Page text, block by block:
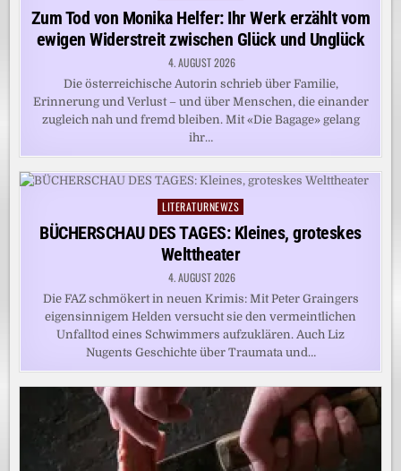
in
Zum Tod von Monika Helfer: Ihr Werk erzählt vom
ewigen Widerstreit zwischen Glück und Unglück
4. AUGUST 2026
Die österreichische Autorin schrieb über Familie,
Erinnerung und Verlust – und über Menschen, die einander
zugleich nah und fremd bleiben. Mit «Die Bagage» gelang
ihr…
Posted
in
LITERATURNEWZS
BÜCHERSCHAU DES TAGES: Kleines, groteskes
Welttheater
4. AUGUST 2026
Die FAZ schmökert in neuen Krimis: Mit Peter Graingers
eigensinnigem Helden versucht sie den vermeintlichen
Unfalltod eines Schwimmers aufzuklären. Auch Liz
Nugents Geschichte über Traumata und…